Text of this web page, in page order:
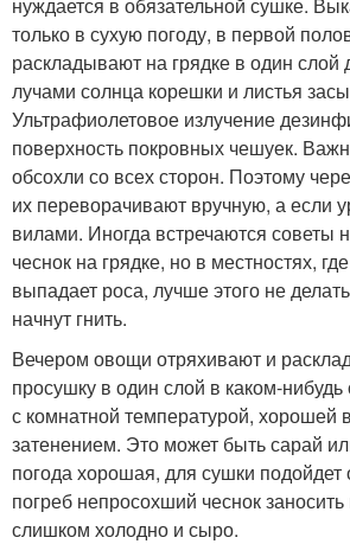
только в сухую погоду, в первой
раскладывают на грядке в один слой
лучами солнца корешки и листья
Ультрафиолетовое излучение
поверхность покровных чешуек.
обсохли со всех сторон. Поэтому
их переворачивают вручную, а если
вилами. Иногда встречаются советы
чеснок на грядке, но в местностях,
выпадает роса, лучше этого не
начнут гнить.
Вечером овощи отряхивают и
просушку в один слой в каком-
с комнатной температурой, хорошей
затенением. Это может быть сарай
погода хорошая, для сушки
погреб непросохший чеснок заносить
слишком холодно и сыро.